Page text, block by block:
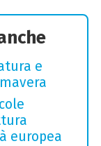
e
europea